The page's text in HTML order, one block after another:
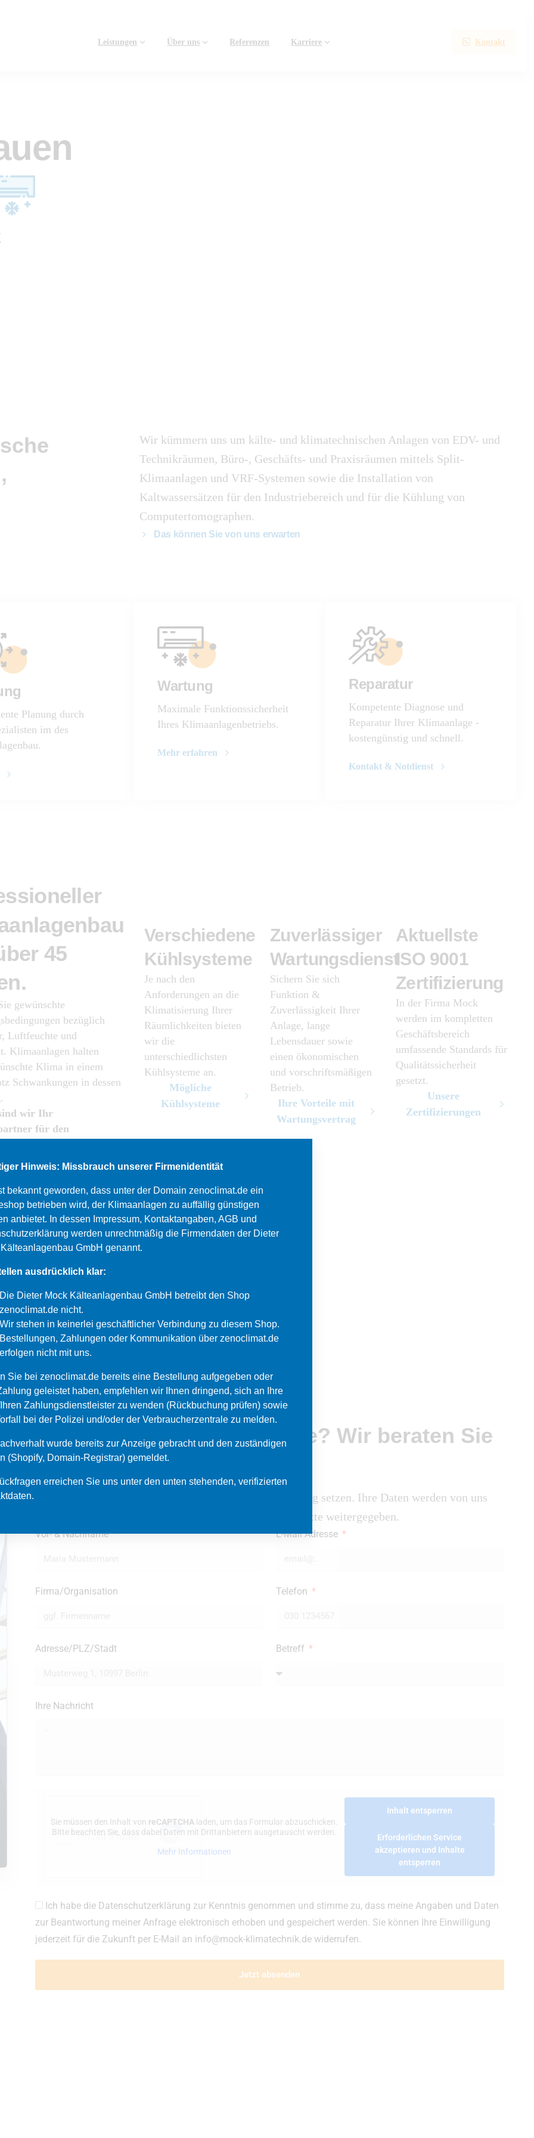
Leistungen Über uns Referenzen Karriere Kontakt
Wir kümmern uns um kälte- und klimatechnischen Anlagen von EDV- und
Technikräumen, Büro-, Geschäfts- und Praxisräumen mittels Split-
Klimaanlagen und VRF-Systemen sowie die Installation von
Kaltwassersätzen für den Industriebereich und für die Kühlung von
Computertomographen.
Das können Sie von uns erwarten
Planung durch
im des
Wartung
Maximale Funktionssicherheit
Ihres Klimaanlagenbetriebs.
Mehr erfahren
Reparatur
Kompetente Diagnose und
Reparatur Ihrer Klimaanlage -
kostengünstig und schnell.
Kontakt & Notdienst
45
gewünschte
bezüglich
Luftfeuchte und
Klimaanlagen halten
Klima in einem
Schwankungen in dessen
wir Ihr
für den
, z.B. für:
, Geschäfts- und
und
Wartezimmer &
Sie uns jetzt an
Verschiedene
Kühlsysteme
Je nach den
Anforderungen an die
Klimatisierung Ihrer
Räumlichkeiten bieten
wir die
unterschiedlichsten
Kühlsysteme an.
Mögliche
Kühlsysteme
Zuverlässiger
Wartungsdienst
Sichern Sie sich
Funktion &
Zuverlässigkeit Ihrer
Anlage, lange
Lebensdauer sowie
einen ökonomischen
und vorschriftsmäßigen
Betrieb.
Ihre Vorteile mit
Wartungsvertrag
Aktuellste
ISO 9001
Zertifizierung
In der Firma Mock
werden im kompletten
Geschäftsbereich
umfassende Standards für
Qualitätssicherheit
gesetzt.
Unsere
Zertifizierungen
Sie planen eine Kälteanlage? Wir beraten Sie
kompetent &
Schnellstmöglich werden wir uns mit Ihnen in Verbindung setzen. Ihre Daten werden von uns
selbstverständlich vertraulich behandelt und nicht an Dritte weitergegeben.
Vor- & Nachname E-Mail Adresse
Firma/Organisation Telefon
Adresse/PLZ/Stadt Betreff
Ihre Nachricht
Sie müssen den Inhalt von reCAPTCHA laden, um das Formular abzuschicken.
Bitte beachten Sie, dass dabei Daten mit Drittanbietern ausgetauscht werden.
Mehr Informationen
Inhalt entsperren
Erforderlichen Service
akzeptieren und Inhalte
entsperren
Ich habe die Datenschutzerklärung zur Kenntnis genommen und stimme zu, dass meine Angaben und Daten
zur Beantwortung meiner Anfrage elektronisch erhoben und gespeichert werden. Sie können Ihre Einwilligung
jederzeit für die Zukunft per E-Mail an info@mock-klimatechnik.de widerrufen.
Jetzt absenden
AdBlock
Hinweis: Missbrauch unserer Firmenidentität
bekannt geworden, dass unter der Domain zenoclimat.de ein
betrieben wird, der Klimaanlagen zu auffällig günstigen
anbietet. In dessen Impressum, Kontaktangaben, AGB und
werden unrechtmäßig die Firmendaten der Dieter
GmbH genannt.
ausdrücklich klar:
Die Dieter Mock Kälteanlagenbau GmbH betreibt den Shop
zenoclimat.de nicht.
Wir stehen in keinerlei geschäftlicher Verbindung zu diesem Shop.
Bestellungen, Zahlungen oder Kommunikation über zenoclimat.de
erfolgen nicht mit uns.
Sie bei zenoclimat.de bereits eine Bestellung aufgegeben oder
geleistet haben, empfehlen wir Ihnen dringend, sich an Ihre
Zahlungsdienstleister zu wenden (Rückbuchung prüfen) sowie
bei der Polizei und/oder der Verbraucherzentrale zu melden.
wurde bereits zur Anzeige gebracht und den zuständigen
(Shopify, Domain-Registrar) gemeldet.
erreichen Sie uns unter den unten stehenden, verifizierten